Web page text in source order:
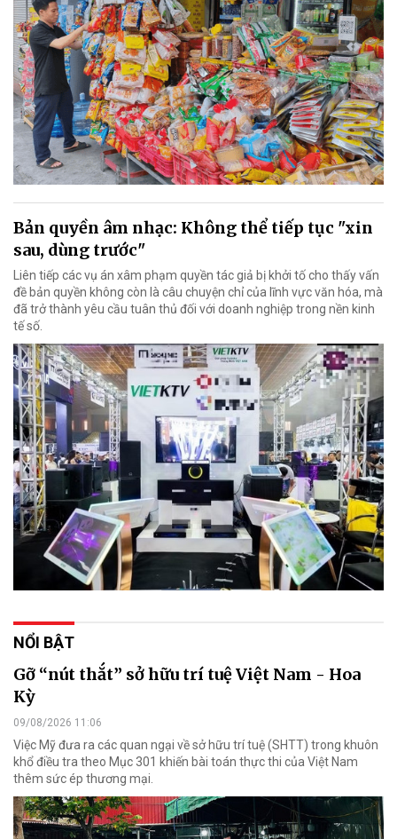
Bản quyền âm nhạc: Không thể tiếp tục "xin
sau, dùng trước"
Liên tiếp các vụ án xâm phạm quyền tác giả bị khởi tố cho thấy vấn
đề bản quyền không còn là câu chuyện chỉ của lĩnh vực văn hóa, mà
đã trở thành yêu cầu tuân thủ đối với doanh nghiệp trong nền kinh
tế số.
NỔI BẬT
Gỡ “nút thắt” sở hữu trí tuệ Việt Nam - Hoa
Kỳ
09/08/2026 11:06
Việc Mỹ đưa ra các quan ngại về sở hữu trí tuệ (SHTT) trong khuôn
khổ điều tra theo Mục 301 khiến bài toán thực thi của Việt Nam
thêm sức ép thương mại.